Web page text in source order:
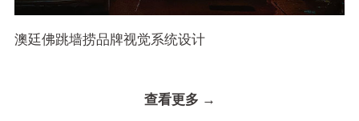
澳廷佛跳墙捞品牌视觉系统设计
查看更多 →